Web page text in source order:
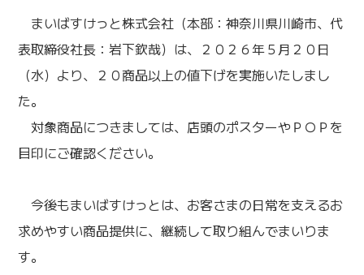
まいばすけっと株式会社（本部：神奈川県川崎市、代
表取締役社長：岩下欽哉）は、２０２６年５月２０日
（水）より、２０商品以上の値下げを実施いたしまし
た。
対象商品につきましては、店頭のポスターやＰＯＰを
目印にご確認ください。
今後もまいばすけっとは、お客さまの日常を支えるお
求めやすい商品提供に、継続して取り組んでまいりま
す。